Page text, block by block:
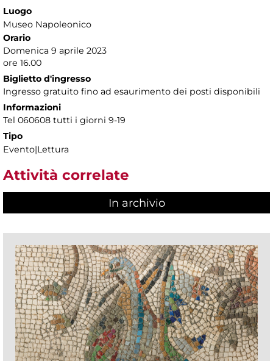
Luogo
Museo Napoleonico
Orario
Domenica 9 aprile 2023
ore 16.00
Biglietto d'ingresso
Ingresso gratuito fino ad esaurimento dei posti disponibili
Informazioni
Tel 060608 tutti i giorni 9-19
Tipo
Evento|Lettura
Attività correlate
In archivio